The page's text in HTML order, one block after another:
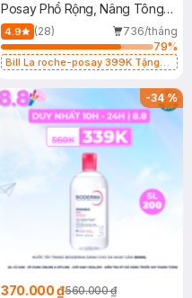
Posay Phổ Rộng, Nâng Tông
Kiềm Dầu 50ml
4.9 (28)
736/tháng
79%
Bill La roche-posay 399K Tặng
(SL có hạn)
-34%
370.000 ₫560.000 ₫